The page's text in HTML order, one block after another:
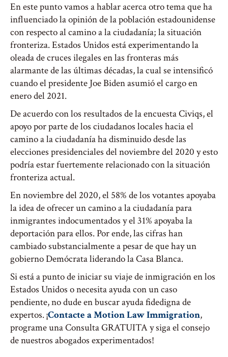
En este punto vamos a hablar acerca otro tema que ha
influenciado la opinión de la población estadounidense
con respecto al camino a la ciudadanía; la situación
fronteriza. Estados Unidos está experimentando la
oleada de cruces ilegales en las fronteras más
alarmante de las últimas décadas, la cual se intensificó
cuando el presidente Joe Biden asumió el cargo en
enero del 2021.
De acuerdo con los resultados de la encuesta Civiqs, el
apoyo por parte de los ciudadanos locales hacia el
camino a la ciudadanía ha disminuido desde las
elecciones presidenciales del noviembre del 2020 y esto
podría estar fuertemente relacionado con la situación
fronteriza actual.
En noviembre del 2020, el 58% de los votantes apoyaba
la idea de ofrecer un camino a la ciudadanía para
inmigrantes indocumentados y el 31% apoyaba la
deportación para ellos. Por ende, las cifras han
cambiado substancialmente a pesar de que hay un
gobierno Demócrata liderando la Casa Blanca.
Si está a punto de iniciar su viaje de inmigración en los
Estados Unidos o necesita ayuda con un caso
pendiente, no dude en buscar ayuda fidedigna de
expertos. ¡Contacte a Motion Law Immigration,
programe una Consulta GRATUITA y siga el consejo
de nuestros abogados experimentados!